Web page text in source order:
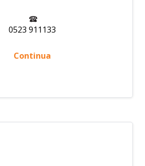
0523 911133
Continua